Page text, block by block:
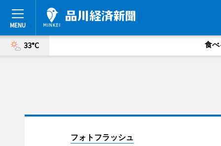
33°C 食べ
フォトフラッシュ